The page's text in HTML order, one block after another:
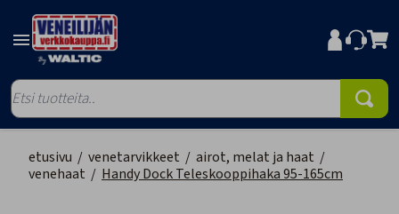
etusivu / venetarvikkeet / airot, melat ja haat /
venehaat / Handy Dock Teleskooppihaka 95-165cm